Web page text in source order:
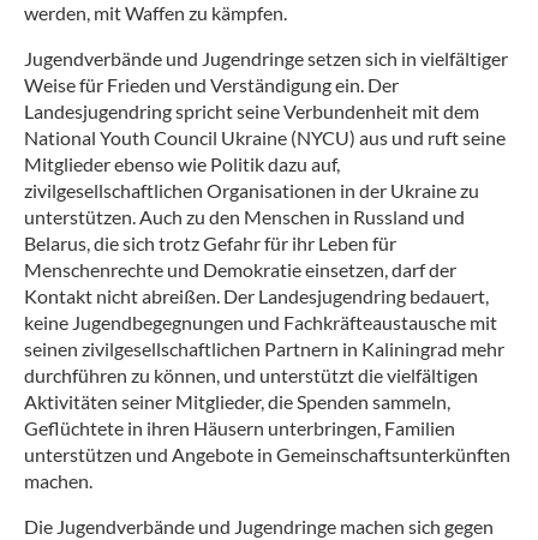
werden, mit Waffen zu kämpfen.
Jugendverbände und Jugendringe setzen sich in vielfältiger
Weise für Frieden und Verständigung ein. Der
Landesjugendring spricht seine Verbundenheit mit dem
National Youth Council Ukraine (NYCU) aus und ruft seine
Mitglieder ebenso wie Politik dazu auf,
zivilgesellschaftlichen Organisationen in der Ukraine zu
unterstützen. Auch zu den Menschen in Russland und
Belarus, die sich trotz Gefahr für ihr Leben für
Menschenrechte und Demokratie einsetzen, darf der
Kontakt nicht abreißen. Der Landesjugendring bedauert,
keine Jugendbegegnungen und Fachkräfteaustausche mit
seinen zivilgesellschaftlichen Partnern in Kaliningrad mehr
durchführen zu können, und unterstützt die vielfältigen
Aktivitäten seiner Mitglieder, die Spenden sammeln,
Geflüchtete in ihren Häusern unterbringen, Familien
unterstützen und Angebote in Gemeinschaftsunterkünften
machen.
Die Jugendverbände und Jugendringe machen sich gegen